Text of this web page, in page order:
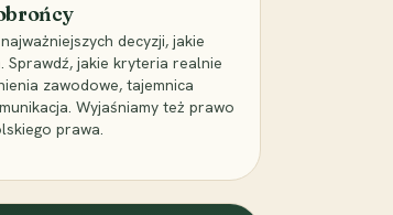
decyzji, jakie
jakie kryteria realnie
zawodowe, tajemnica
Wyjaśniamy też prawo
prawa.